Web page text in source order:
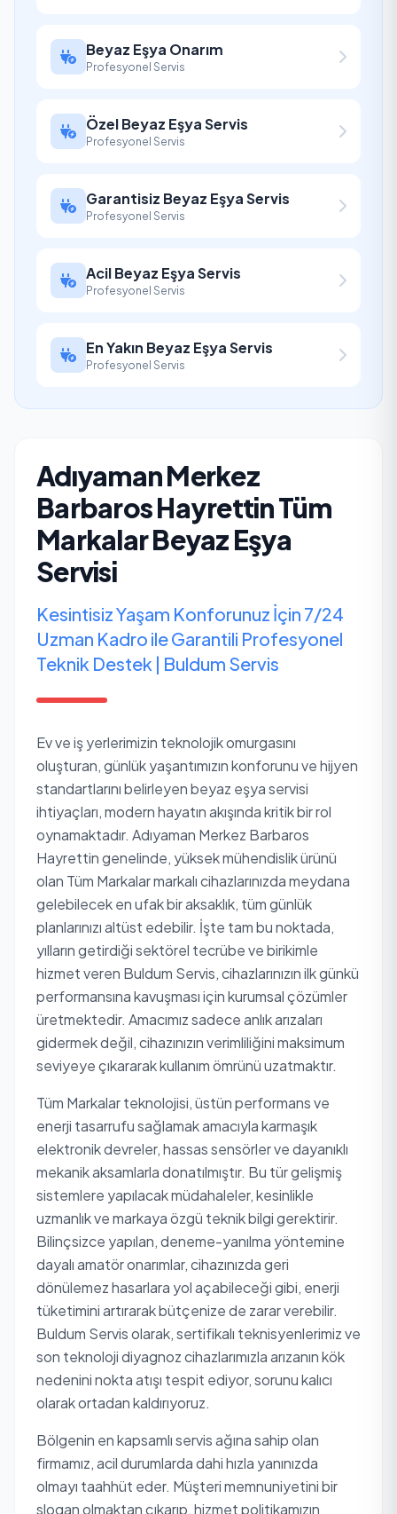
Beyaz Eşya Onarım
Profesyonel Servis
Özel Beyaz Eşya Servis
Profesyonel Servis
Garantisiz Beyaz Eşya Servis
Profesyonel Servis
Acil Beyaz Eşya Servis
Profesyonel Servis
En Yakın Beyaz Eşya Servis
Profesyonel Servis
Adıyaman Merkez
Barbaros Hayrettin Tüm
Markalar Beyaz Eşya
Servisi
Kesintisiz Yaşam Konforunuz İçin 7/24
Uzman Kadro ile Garantili Profesyonel
Teknik Destek | Buldum Servis
Ev ve iş yerlerimizin teknolojik omurgasını
oluşturan, günlük yaşantımızın konforunu ve hijyen
standartlarını belirleyen beyaz eşya servisi
ihtiyaçları, modern hayatın akışında kritik bir rol
oynamaktadır. Adıyaman Merkez Barbaros
Hayrettin genelinde, yüksek mühendislik ürünü
olan Tüm Markalar markalı cihazlarınızda meydana
gelebilecek en ufak bir aksaklık, tüm günlük
planlarınızı altüst edebilir. İşte tam bu noktada,
yılların getirdiği sektörel tecrübe ve birikimle
hizmet veren Buldum Servis, cihazlarınızın ilk günkü
performansına kavuşması için kurumsal çözümler
üretmektedir. Amacımız sadece anlık arızaları
gidermek değil, cihazınızın verimliliğini maksimum
seviyeye çıkararak kullanım ömrünü uzatmaktır.
Tüm Markalar teknolojisi, üstün performans ve
enerji tasarrufu sağlamak amacıyla karmaşık
elektronik devreler, hassas sensörler ve dayanıklı
mekanik aksamlarla donatılmıştır. Bu tür gelişmiş
sistemlere yapılacak müdahaleler, kesinlikle
uzmanlık ve markaya özgü teknik bilgi gerektirir.
Bilinçsizce yapılan, deneme-yanılma yöntemine
dayalı amatör onarımlar, cihazınızda geri
dönülemez hasarlara yol açabileceği gibi, enerji
tüketimini artırarak bütçenize de zarar verebilir.
Buldum Servis olarak, sertifikalı teknisyenlerimiz ve
son teknoloji diyagnoz cihazlarımızla arızanın kök
nedenini nokta atışı tespit ediyor, sorunu kalıcı
olarak ortadan kaldırıyoruz.
Bölgenin en kapsamlı servis ağına sahip olan
firmamız, acil durumlarda dahi hızla yanınızda
olmayı taahhüt eder. Müşteri memnuniyetini bir
slogan olmaktan çıkarıp, hizmet politikamızın